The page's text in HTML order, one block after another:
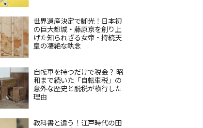
世界遺産決定で脚光！日本初
の巨大都城・藤原京を創り上
げた知られざる女帝・持統天
皇の凄絶な執念
自転車を持つだけで税金？ 昭
和まで続いた「自転車税」の
意外な歴史と脱税が横行した
理由
教科書と違う！江戸時代の田